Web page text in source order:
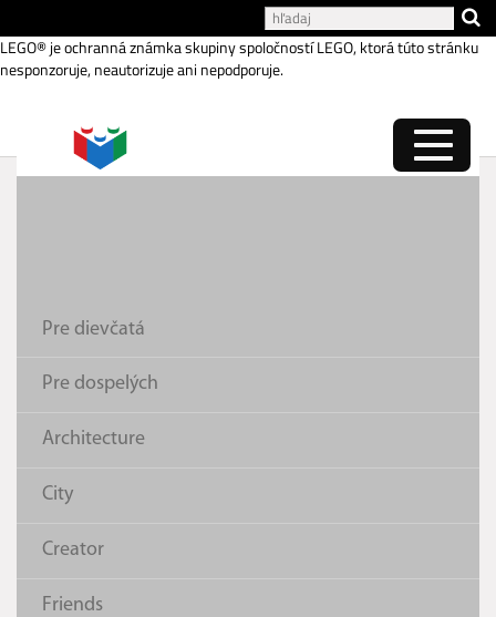
LEGO® je ochranná známka skupiny spoločností LEGO, ktorá túto stránku
nesponzoruje, neautorizuje ani nepodporuje.
Pre dievčatá
Pre dospelých
Architecture
City
Creator
Friends